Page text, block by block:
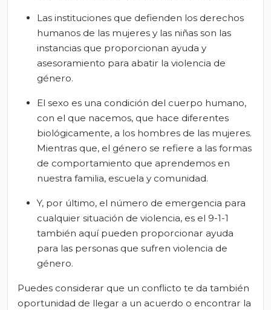
Las instituciones que defienden los derechos
humanos de las mujeres y las niñas son las
instancias que proporcionan ayuda y
asesoramiento para abatir la violencia de
género.
El sexo es una condición del cuerpo humano,
con el que nacemos, que hace diferentes
biológicamente, a los hombres de las mujeres.
Mientras que, el género se refiere a las formas
de comportamiento que aprendemos en
nuestra familia, escuela y comunidad.
Y, por último, el número de emergencia para
cualquier situación de violencia, es el 9-1-1
también aquí pueden proporcionar ayuda
para las personas que sufren violencia de
género.
Puedes considerar que un conflicto te da también
oportunidad de llegar a un acuerdo o encontrar la